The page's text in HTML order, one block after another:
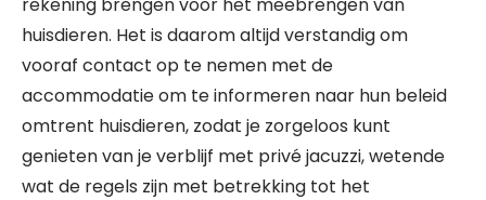
huisdieren. Het is daarom altijd verstandig om
vooraf contact op te nemen met de
accommodatie om te informeren naar hun beleid
omtrent huisdieren, zodat je zorgeloos kunt
genieten van je verblijf met privé jacuzzi, wetende
wat de regels zijn met betrekking tot het